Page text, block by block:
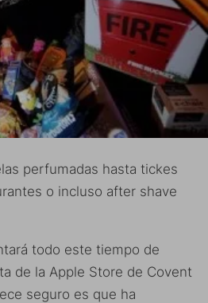
perfumadas hasta tickes
o incluso after shave
todo este tiempo de
de la Apple Store de Covent
seguro es que ha